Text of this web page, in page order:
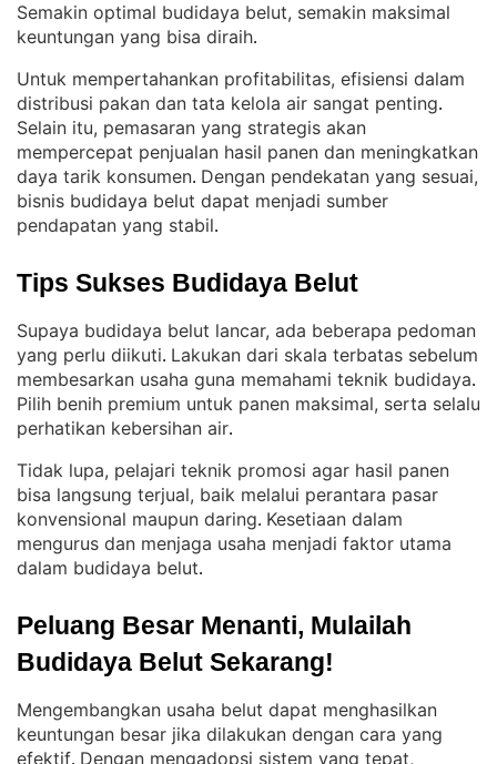
Semakin optimal budidaya belut, semakin maksimal
keuntungan yang bisa diraih.
Untuk mempertahankan profitabilitas, efisiensi dalam
distribusi pakan dan tata kelola air sangat penting
Selain itu, pemasaran yang strategis akan
mempercepat penjualan hasil panen dan meningkatkan
daya tarik konsumen. Dengan pendekatan yang sesuai,
bisnis budidaya belut dapat menjadi sumber
pendapatan yang stabil.
Tips Sukses Budidaya Belut
Supaya budidaya belut lancar, ada beberapa pedoman
yang perlu diikuti. Lakukan dari skala terbatas sebelum
membesarkan usaha guna memahami teknik budidaya
Pilih benih premium untuk panen maksimal, serta selalu
perhatikan kebersihan air.
Tidak lupa, pelajari teknik promosi agar hasil panen
bisa langsung terjual, baik melalui perantara pasar
konvensional maupun daring. Kesetiaan dalam
mengurus dan menjaga usaha menjadi faktor utama
dalam budidaya belut.
Peluang Besar Menanti, Mulailah
Budidaya Belut Sekarang!
Mengembangkan usaha belut dapat menghasilkan
keuntungan besar jika dilakukan dengan cara yang
efektif. Dengan mengadopsi sistem yang tepat,